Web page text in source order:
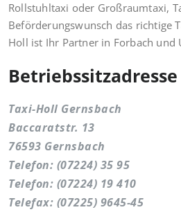
Rollstuhltaxi oder Großraumtaxi,
Beförderungswunsch das richtige
Holl ist Ihr Partner in Forbach und
Betriebssitzadresse
Taxi-Holl Gernsbach
Baccaratstr. 13
76593 Gernsbach
Telefon: (07224) 35 95
Telefon: (07224) 19 410
Telefax: (07225) 9645-45